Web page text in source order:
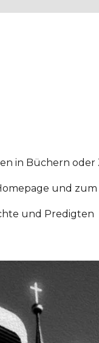
in Büchern oder
und zum
und Predigten